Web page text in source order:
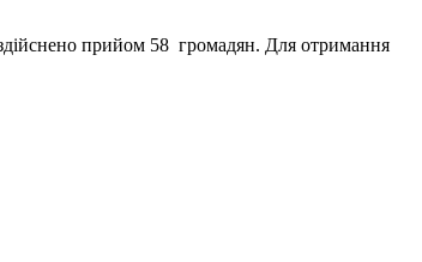
здійснено прийом 58 громадян. Для отримання